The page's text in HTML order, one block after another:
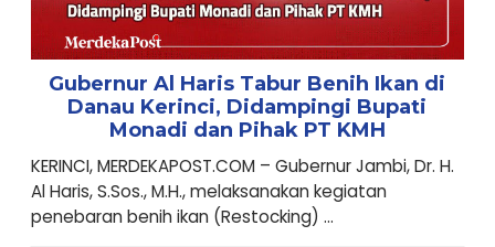
Gubernur Al Haris Tabur Benih Ikan di
Danau Kerinci, Didampingi Bupati
Monadi dan Pihak PT KMH
​KERINCI, MERDEKAPOST.COM – Gubernur Jambi, Dr. H.
Al Haris, S.Sos., M.H., melaksanakan kegiatan
penebaran benih ikan (Restocking) ...